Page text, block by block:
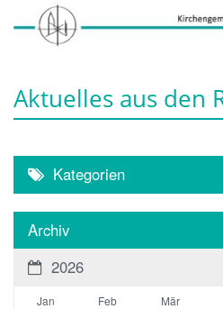
Aktuelles aus den
Kategorien
Archiv
2026
Jan Feb Mär